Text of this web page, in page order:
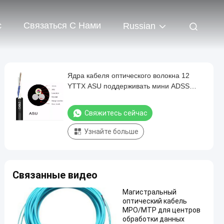
Связаться С Нами Russian
Ядра кабеля оптического волокна 12
YTTX ASU поддерживать мини ADSS
Свяжитесь сейчас
Узнайте больше
Связанные видео
Магистральный
оптический кабель
MPO/MTP для центров
обработки данных